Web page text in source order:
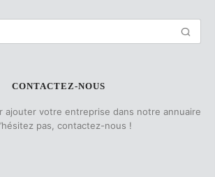
CONTACTEZ-NOUS
ajouter votre entreprise dans notre annuaire
pas, contactez-nous !